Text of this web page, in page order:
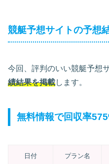
競艇予想サイトの予想
今回、評判のいい競艇予想
績結果を掲載します。
無料情報で回収率
日付 プラン名